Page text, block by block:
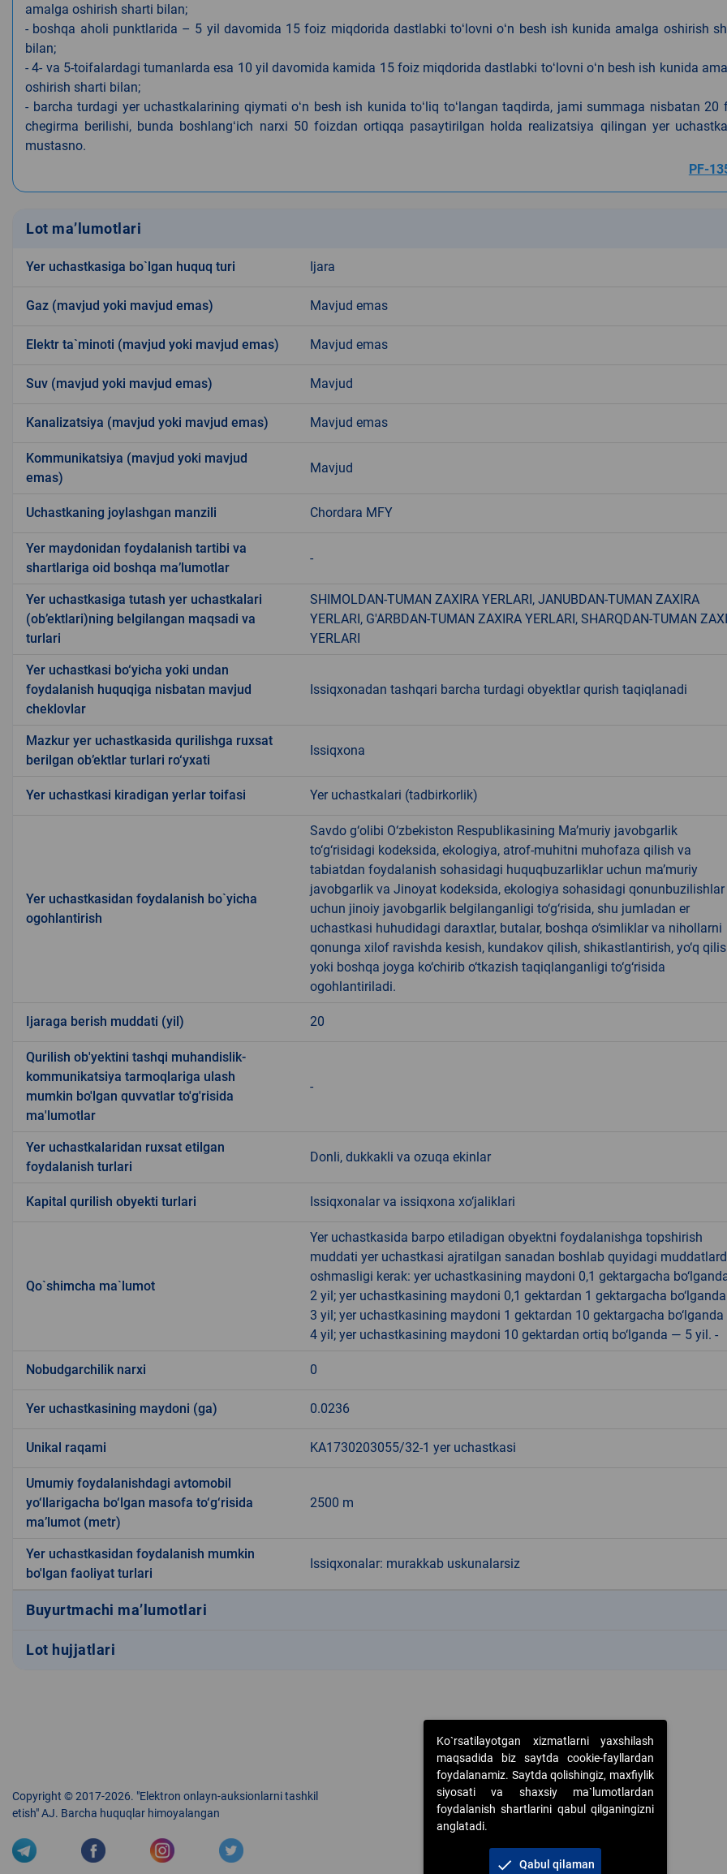
amalga oshirish sharti bilan;
- boshqa aholi punktlarida – 5 yil davomida 15 foiz miqdorida dastlabki toʻlovni oʻn besh ish kunida amalga oshirish
bilan;
- 4- va 5-toifalardagi tumanlarda esa 10 yil davomida kamida 15 foiz miqdorida dastlabki toʻlovni oʻn besh ish kunida
oshirish sharti bilan;
- barcha turdagi yer uchastkalarining qiymati oʻn besh ish kunida toʻliq toʻlangan taqdirda, jami summaga nisbatan 20
chegirma berilishi, bunda boshlangʻich narxi 50 foizdan ortiqqa pasaytirilgan holda realizatsiya qilingan yer
mustasno.
PF-
Lot ma’lumotlari
Yer uchastkasiga bo`lgan huquq turi Ijara
Gaz (mavjud yoki mavjud emas) Mavjud emas
Elektr ta`minoti (mavjud yoki mavjud emas) Mavjud emas
Suv (mavjud yoki mavjud emas) Mavjud
Kanalizatsiya (mavjud yoki mavjud emas) Mavjud emas
Kommunikatsiya (mavjud yoki mavjud
emas)
Mavjud
Uchastkaning joylashgan manzili Chordara MFY
Yer maydonidan foydalanish tartibi va
shartlariga oid boshqa ma’lumotlar
-
Yer uchastkasiga tutash yer uchastkalari
(ob’ektlari)ning belgilangan maqsadi va
turlari
SHIMOLDAN-TUMAN ZAXIRA YERLARI, JANUBDAN-TUMAN ZAXIRA
YERLARI, G'ARBDAN-TUMAN ZAXIRA YERLARI, SHARQDAN-TUMAN
YERLARI
Yer uchastkasi bo‘yicha yoki undan
foydalanish huquqiga nisbatan mavjud
cheklovlar
Issiqxonadan tashqari barcha turdagi obyektlar qurish taqiqlanadi
Mazkur yer uchastkasida qurilishga ruxsat
berilgan ob’ektlar turlari ro‘yxati
Issiqxona
Yer uchastkasi kiradigan yerlar toifasi Yer uchastkalari (tadbirkorlik)
Yer uchastkasidan foydalanish bo`yicha
ogohlantirish
Savdo g‘olibi O‘zbekiston Respublikasining Ma’muriy javobgarlik
to‘g‘risidagi kodeksida, ekologiya, atrof-muhitni muhofaza qilish va
tabiatdan foydalanish sohasidagi huquqbuzarliklar uchun ma’muriy
javobgarlik va Jinoyat kodeksida, ekologiya sohasidagi qonunbuzilishlar
uchun jinoiy javobgarlik belgilanganligi to‘g‘risida, shu jumladan er
uchastkasi huhudidagi daraxtlar, butalar, boshqa o‘simliklar va nihollarni
qonunga xilof ravishda kesish, kundakov qilish, shikastlantirish, yo‘q
yoki boshqa joyga ko‘chirib o‘tkazish taqiqlanganligi to‘g‘risida
ogohlantiriladi.
Ijaraga berish muddati (yil) 20
Qurilish ob'yektini tashqi muhandislik-
kommunikatsiya tarmoqlariga ulash
mumkin bo'lgan quvvatlar to'g'risida
ma'lumotlar
-
Yer uchastkalaridan ruxsat etilgan
foydalanish turlari
Donli, dukkakli va ozuqa ekinlar
Kapital qurilish obyekti turlari Issiqxonalar va issiqxona xo‘jaliklari
Qo`shimcha ma`lumot
Yer uchastkasida barpo etiladigan obyektni foydalanishga topshirish
muddati yer uchastkasi ajratilgan sanadan boshlab quyidagi
oshmasligi kerak: yer uchastkasining maydoni 0,1 gektargacha
2 yil; yer uchastkasining maydoni 0,1 gektardan 1 gektargacha
3 yil; yer uchastkasining maydoni 1 gektardan 10 gektargacha
4 yil; yer uchastkasining maydoni 10 gektardan ortiq bo‘lganda — 5 yil. -
Nobudgarchilik narxi 0
Yer uchastkasining maydoni (ga) 0.0236
Unikal raqami KA1730203055/32-1 yer uchastkasi
Umumiy foydalanishdagi avtomobil
yo‘llarigacha bo‘lgan masofa to‘g‘risida
ma’lumot (metr)
2500 m
Yer uchastkasidan foydalanish mumkin
bo'lgan faoliyat turlari
Issiqxonalar: murakkab uskunalarsiz
Buyurtmachi ma’lumotlari
Lot hujjatlari
Copyright © 2017-2026. "Elektron onlayn-auksionlarni tashkil
etish" AJ. Barcha huquqlar himoyalangan
Ko`rsatilayotgan xizmatlarni yaxshilash
maqsadida biz saytda cookie-fayllardan
foydalanamiz. Saytda qolishingiz, maxfiylik
siyosati va shaxsiy ma`lumotlardan
foydalanish shartlarini qabul qilganingizni
anglatadi.
check Qabul qilaman